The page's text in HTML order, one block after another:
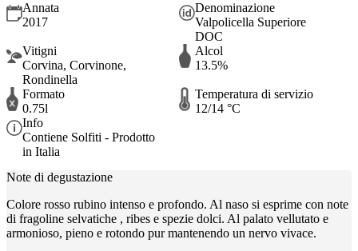
Annata
2017
Denominazione
Valpolicella Superiore
DOC
Vitigni
Corvina, Corvinone,
Rondinella
Alcol
13.5%
Formato
0.75l
Temperatura di servizio
12/14 °C
Info
Contiene Solfiti - Prodotto
in Italia
Note di degustazione
Colore rosso rubino intenso e profondo. Al naso si esprime con note
di fragoline selvatiche , ribes e spezie dolci. Al palato vellutato e
armonioso, pieno e rotondo pur mantenendo un nervo vivace.